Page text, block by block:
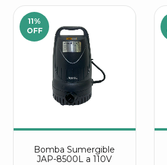
11%
OFF
Bomba Sumergible
JAP-8500L a 110V